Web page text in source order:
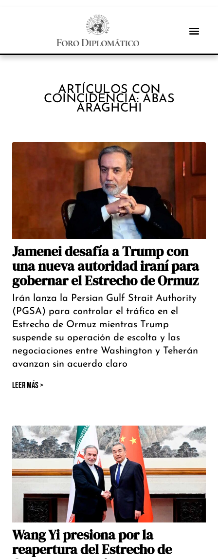
ARTÍCULOS CON
COINCIDENCIA: ABAS
ARAGHCHI
Jamenei desafía a Trump con
una nueva autoridad iraní para
gobernar el Estrecho de Ormuz
Irán lanza la Persian Gulf Strait Authority
(PGSA) para controlar el tráfico en el
Estrecho de Ormuz mientras Trump
suspende su operación de escolta y las
negociaciones entre Washington y Teherán
avanzan sin acuerdo claro
LEER MÁS >
Wang Yi presiona por la
reapertura del Estrecho de